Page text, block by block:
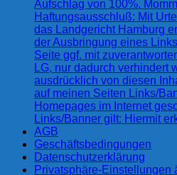
Aufschlag von 100%.
Haftungsausschluß: Mit
das Landgericht Hamburg
der Ausbringung eines
Seite ggf. mit
LG, nur dadurch verhindert
ausdrücklich von diesen
auf meinen Seiten Links/
Homepages im Internet
Links/Banner gilt: Hiermit
AGB
Geschäftsbedingungen
Datenschutzerklärung
Privatsphäre-Einstellungen